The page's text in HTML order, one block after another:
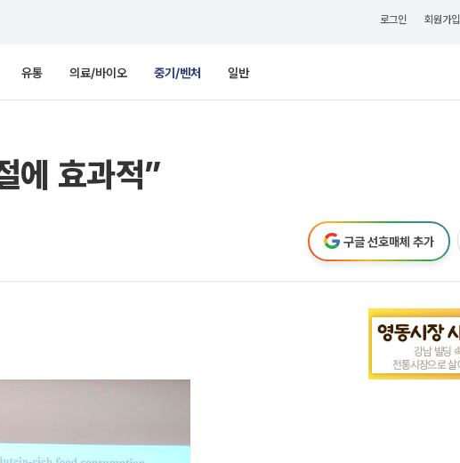
로그인 회원가입
유통 의료/바이오 중기/벤처 일반
에 효과적”
구글 선호매체 추가